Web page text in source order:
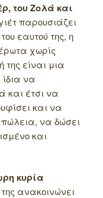
του Ζολά και
παρουσιάζει
εαυτού της, η
χωρίς
είναι μια
να
και έτσι να
και να
να δώσει
και
κυρία
ανακοινώνει